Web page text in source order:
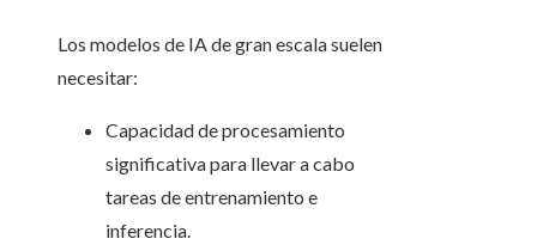
Los modelos de IA de gran escala suelen
necesitar:
Capacidad de procesamiento
significativa para llevar a cabo
tareas de entrenamiento e
inferencia.